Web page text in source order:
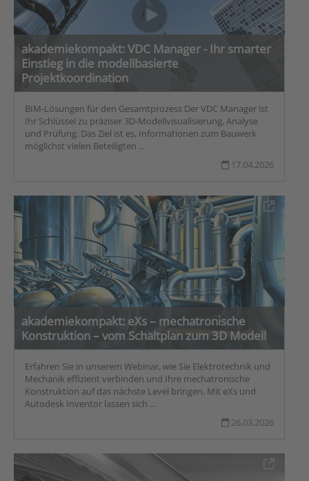
akademiekompakt: VDC Manager - Ihr smarter
Einstieg in die modellbasierte
Projektkoordination
BIM-Lösungen für den Gesamtprozess Der VDC Manager ist
Ihr Schlüssel zu präziser 3D-Modellvisualisierung, Analyse
und Prüfung. Das Ziel ist es, Informationen zum Bauwerk
möglichst vielen Beteiligten ...
17.04.2026
akademiekompakt: eXs – mechatronische
Konstruktion – vom Schaltplan zum 3D Modell
Erfahren Sie in unserem Webinar, wie Sie Elektrotechnik und
Mechanik effizient verbinden und Ihre mechatronische
Konstruktion auf das nächste Level bringen. Mit eXs und
Autodesk Inventor lassen sich ...
26.03.2026